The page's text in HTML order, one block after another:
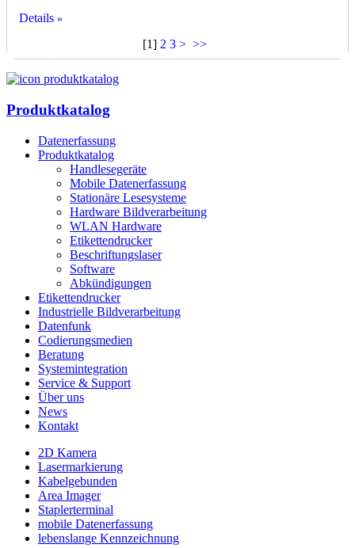
Details
[1] 2 3 > >>
Produktkatalog
Datenerfassung
Produktkatalog
Handlesegeräte
Mobile Datenerfassung
Stationäre Lesesysteme
Hardware Bildverarbeitung
WLAN Hardware
Etikettendrucker
Beschriftungslaser
Software
Abkündigungen
Etikettendrucker
Industrielle Bildverarbeitung
Datenfunk
Codierungs­medien
Beratung
System­integration
Service & Support
Über uns
News
Kontakt
2D Kamera
Lasermarkierung
Kabelgebunden
Area Imager
Staplerterminal
mobile Datenerfassung
lebenslange Kennzeichnung